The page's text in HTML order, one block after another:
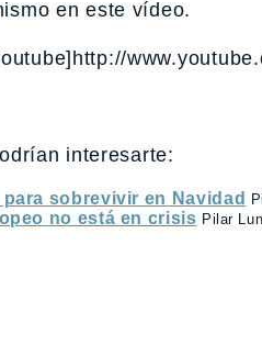
en este vídeo.
interesarte:
sobrevivir en Navidad
no está en crisis Pilar